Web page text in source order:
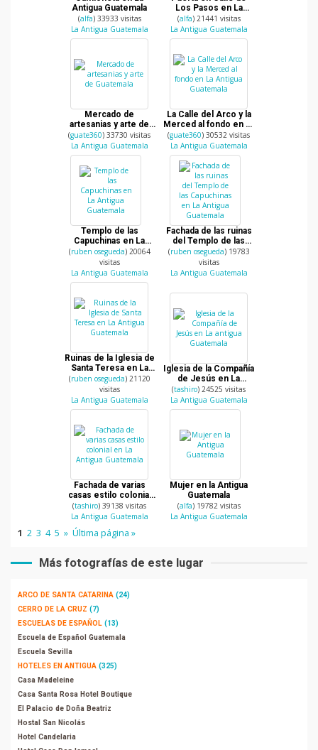
Antigua Guatemala
(alfa) 33933 visitas
La Antigua Guatemala
Los Pasos en La
Antigua Guatemala
(alfa) 21441 visitas
La Antigua Guatemala
Mercado de
artesanias y arte de
Guatemala
(guate360) 33730 visitas
La Antigua Guatemala
La Calle del Arco y la
Merced al fondo en La
Antigua Guatemala
(guate360) 30532 visitas
La Antigua Guatemala
Templo de las
Capuchinas en La
Antigua Guatemala
(ruben osegueda) 20064
visitas
La Antigua Guatemala
Fachada de las ruinas
del Templo de las
Capuchinas en La
Antigua Guatemala
(ruben osegueda) 19783
visitas
La Antigua Guatemala
Ruinas de la Iglesia de
Santa Teresa en La
Antigua Guatemala
(ruben osegueda) 21120
visitas
La Antigua Guatemala
Iglesia de la Compañía
de Jesús en La
antigua Guatemala
(tashiro) 24525 visitas
La Antigua Guatemala
Fachada de varias
casas estilo colonial
en La Antigua
Guatemala
(tashiro) 39138 visitas
La Antigua Guatemala
Mujer en la Antigua
Guatemala
(alfa) 19782 visitas
La Antigua Guatemala
1 2 3 4 5 » Última página »
Más fotografías de este lugar
ARCO DE SANTA CATARINA (24)
CERRO DE LA CRUZ (7)
ESCUELAS DE ESPAÑOL (13)
Escuela de Español Guatemala
Escuela Sevilla
HOTELES EN ANTIGUA (325)
Casa Madeleine
Casa Santa Rosa Hotel Boutique
El Palacio de Doña Beatriz
Hostal San Nicolás
Hotel Candelaria